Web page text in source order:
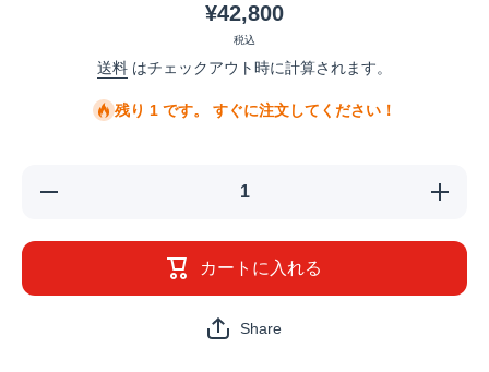
¥42,800
税込
送料 はチェックアウト時に計算されます。
残り 1 です。 すぐに注文してください！
《整備
WAPM-
《整備
WAPM-
証1年)の
カートに入れる
Share